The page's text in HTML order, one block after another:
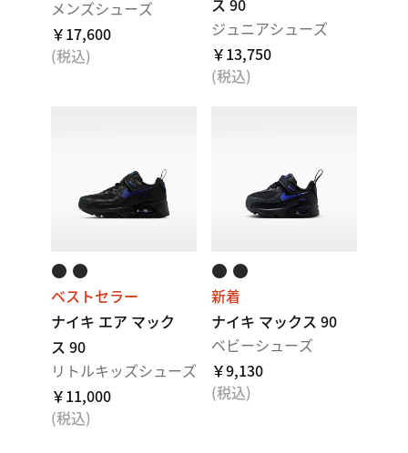
メンズシューズ
￥17,600
(税込)
ス 90
ジュニアシューズ
￥13,750
(税込)
ベストセラー
ナイキ エア マック
ス 90
リトルキッズシューズ
￥11,000
(税込)
新着
ナイキ マックス 90
ベビーシューズ
￥9,130
(税込)